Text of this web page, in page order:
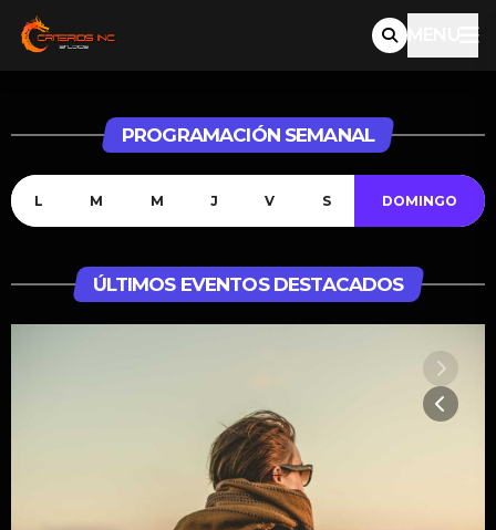
MENU
PROGRAMACIÓN SEMANAL
LUNES MARTES MIÉRCOLES JUEVES VIERNES SÁBADO DOMINGO
MATINAL NOTICIA
05:00 - TODAS LAS NOTICIAS
ÚLTIMOS EVENTOS DESTACADOS